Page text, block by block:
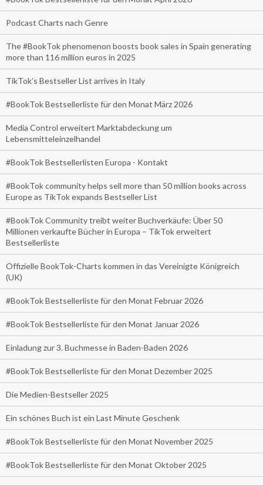
Podcast Charts nach Genre
The #BookTok phenomenon boosts book sales in Spain generating
more than 116 million euros in 2025
TikTok’s Bestseller List arrives in Italy
#BookTok Bestsellerliste für den Monat März 2026
Media Control erweitert Marktabdeckung um
Lebensmitteleinzelhandel
#BookTok Bestsellerlisten Europa - Kontakt
#BookTok community helps sell more than 50 million books across
Europe as TikTok expands Bestseller List
#BookTok Community treibt weiter Buchverkäufe: Über 50
Millionen verkaufte Bücher in Europa – TikTok erweitert
Bestsellerliste
Offizielle BookTok-Charts kommen in das Vereinigte Königreich
(UK)
#BookTok Bestsellerliste für den Monat Februar 2026
#BookTok Bestsellerliste für den Monat Januar 2026
Einladung zur 3. Buchmesse in Baden-Baden 2026
#BookTok Bestsellerliste für den Monat Dezember 2025
Die Medien-Bestseller 2025
Ein schönes Buch ist ein Last Minute Geschenk
#BookTok Bestsellerliste für den Monat November 2025
#BookTok Bestsellerliste für den Monat Oktober 2025